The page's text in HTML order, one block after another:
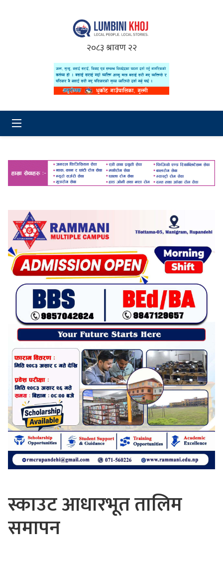
२०८३ श्रावण २२
स्काउट आधारभूत तालिम
समापन